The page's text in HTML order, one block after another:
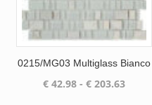
0215/MG03 Multiglass Bianco
€42.98 - €203.63